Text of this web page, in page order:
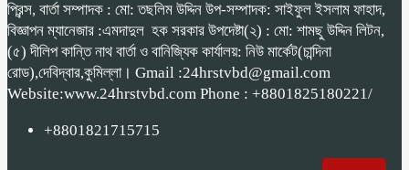
প্রিন্স, বার্তা সম্পাদক : মো: তছলিম উদ্দিন উপ-সম্পাদক: সাইফুল ইসলাম ফাহাদ,
বিজ্ঞাপন ম্যানেজার :এমদাদুল হক সরকার উপদেষ্টা(২) : মো: শামছু উদ্দিন লিটন,
(৫) দীলিপ কান্তি নাথ বার্তা ও বানিজ্যিক কার্যালয়: নিউ মার্কেট(চান্দিনা
রোড),দেবিদ্বার,কুমিল্লা। Gmail :24hrstvbd@gmail.com
Website:www.24hrstvbd.com Phone : +8801825180221/
+8801821715715